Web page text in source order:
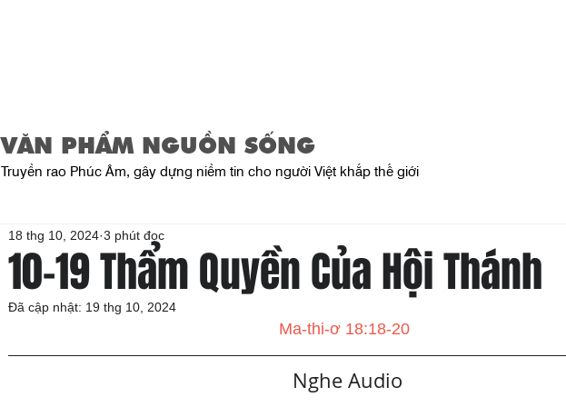
VĂN PHẨM NGUỒN SỐNG
Truyền rao Phúc Âm, gây dựng niềm tin cho người Việt khắp thế giới
10-19 Thẩm Quyền Của Hội Thánh
18 thg 10, 2024 3 phút đọc
Đã cập nhật: 19 thg 10, 2024
Ma-thi-ơ 18:18-20
   Nghe Audio